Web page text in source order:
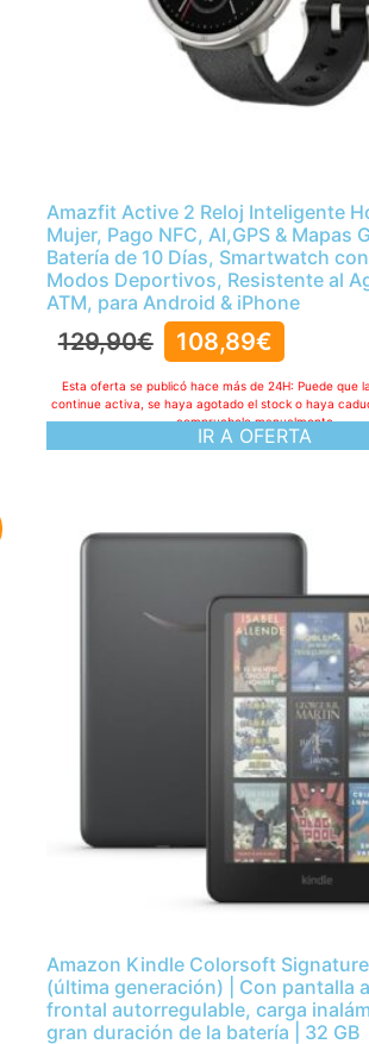
Amazfit Active 2 Reloj Inteligente
Mujer, Pago NFC, AI,GPS & Mapas
Batería de 10 Días, Smartwatch
Modos Deportivos, Resistente al
ATM, para Android & iPhone
129,90€ 108,89€
IR A OFERTA
Esta oferta se publicó hace más de 24H: Puede que
continue activa, se haya agotado el stock o haya
compruebelo manualmente
Amazon Kindle Colorsoft
(última generación) | Con pantalla
frontal autorregulable, carga
gran duración de la batería | 32 GB